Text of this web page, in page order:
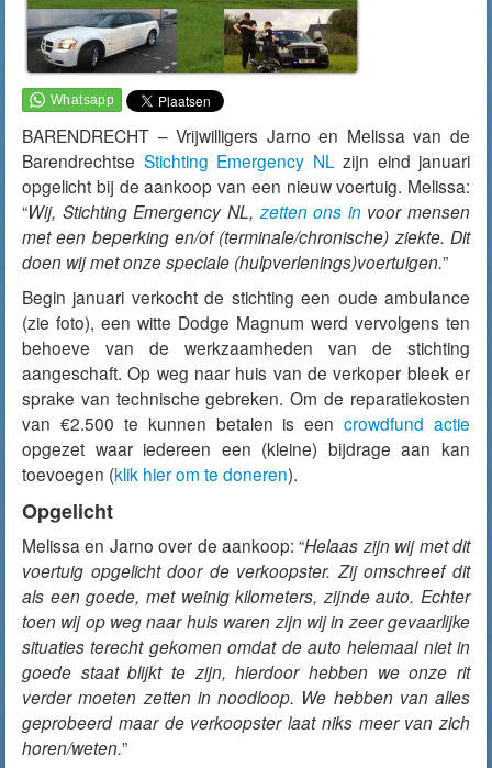
BARENDRECHT – Vrijwilligers Jarno en Melissa van de
Barendrechtse Stichting Emergency NL zijn eind januari
opgelicht bij de aankoop van een nieuw voertuig. Melissa:
“Wij, Stichting Emergency NL, zetten ons in voor mensen
met een beperking en/of (terminale/chronische) ziekte. Dit
doen wij met onze speciale (hulpverlenings)voertuigen.”
Begin januari verkocht de stichting een oude ambulance
(zie foto), een witte Dodge Magnum werd vervolgens ten
behoeve van de werkzaamheden van de stichting
aangeschaft. Op weg naar huis van de verkoper bleek er
sprake van technische gebreken. Om de reparatiekosten
van €2.500 te kunnen betalen is eencrowdfund actie
opgezet waar iedereen een (kleine) bijdrage aan kan
toevoegen (klik hier om te doneren).
Opgelicht
Melissa en Jarno over de aankoop: “Helaas zijn wij met dit
voertuig opgelicht door de verkoopster. Zij omschreef dit
als een goede, met weinig kilometers, zijnde auto. Echter
toen wij op weg naar huis waren zijn wij in zeer gevaarlijke
situaties terecht gekomen omdat de auto helemaal niet in
goede staat blijkt te zijn, hierdoor hebben we onze rit
verder moeten zetten in noodloop. We hebben van alles
geprobeerd maar de verkoopster laat niks meer van zich
horen/weten.”